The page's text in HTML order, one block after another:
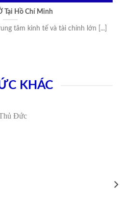
Tại Hồ Chí Minh
tâm kinh tế và tài chính lớn [...]
KHÁC